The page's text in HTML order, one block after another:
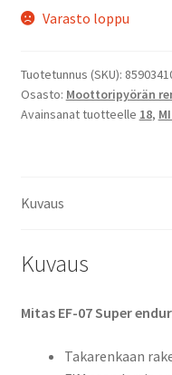
Varasto loppu
Tuotetunnus (SKU):
Osasto: Moottoripyörän
Avainsanat tuotteelle 18,
Kuvaus
Kuvaus
Mitas EF-07 Super
Takarenkaan